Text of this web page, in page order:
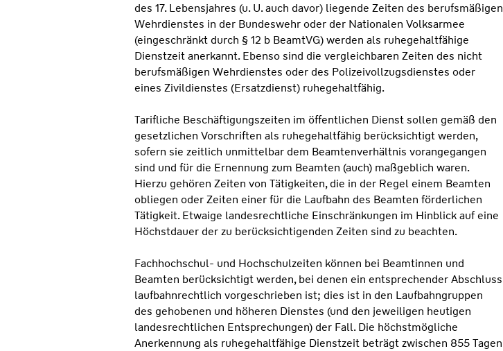
des 17. Lebensjahres (u. U. auch davor) liegende Zeiten des berufsmäßigen
Wehrdienstes in der Bundeswehr oder der Nationalen Volksarmee
(eingeschränkt durch § 12 b BeamtVG) werden als ruhegehaltfähige
Dienstzeit anerkannt. Ebenso sind die vergleichbaren Zeiten des nicht
berufsmäßigen Wehrdienstes oder des Polizeivollzugsdienstes oder
eines Zivildienstes (Ersatzdienst) ruhegehaltfähig.
Tarifliche Beschäftigungszeiten im öffentlichen Dienst sollen gemäß den
gesetzlichen Vorschriften als ruhegehaltfähig berücksichtigt werden,
sofern sie zeitlich unmittelbar dem Beamtenverhältnis vorangegangen
sind und für die Ernennung zum Beamten (auch) maßgeblich waren.
Hierzu gehören Zeiten von Tätigkeiten, die in der Regel einem Beamten
obliegen oder Zeiten einer für die Laufbahn des Beamten förderlichen
Tätigkeit. Etwaige landesrechtliche Einschränkungen im Hinblick auf eine
Höchstdauer der zu berücksichtigenden Zeiten sind zu beachten.
Fachhochschul- und Hochschulzeiten können bei Beamtinnen und
Beamten berücksichtigt werden, bei denen ein entsprechender Abschluss
laufbahnrechtlich vorgeschrieben ist; dies ist in den Laufbahngruppen
des gehobenen und höheren Dienstes (und den jeweiligen heutigen
landesrechtlichen Entsprechungen) der Fall. Die höchstmögliche
Anerkennung als ruhegehaltfähige Dienstzeit beträgt zwischen 855 Tagen